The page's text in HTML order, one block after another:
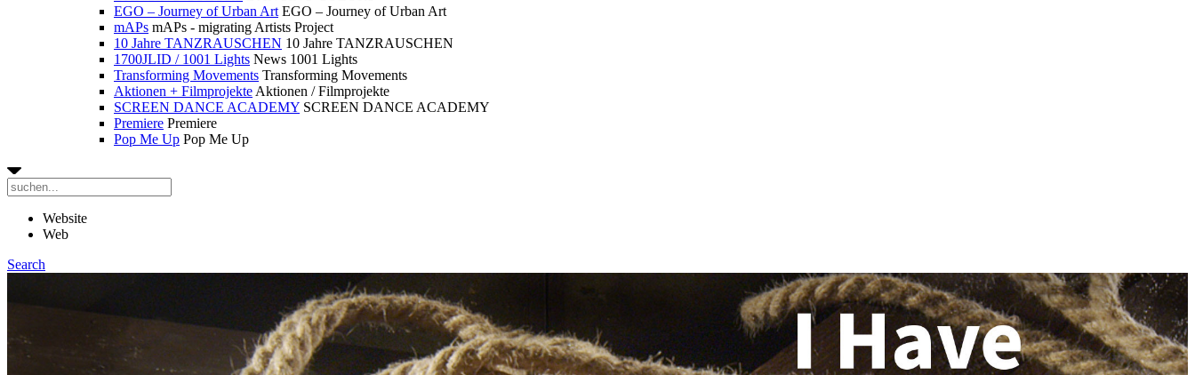
EGO – Journey of Urban Art EGO – Journey of Urban Art
mAPs mAPs - migrating Artists Project
10 Jahre TANZRAUSCHEN 10 Jahre TANZRAUSCHEN
1700JLID / 1001 Lights News 1001 Lights
Transforming Movements Transforming Movements
Aktionen + Filmprojekte Aktionen / Filmprojekte
SCREEN DANCE ACADEMY SCREEN DANCE ACADEMY
Premiere Premiere
Pop Me Up Pop Me Up
Website
Web
Search